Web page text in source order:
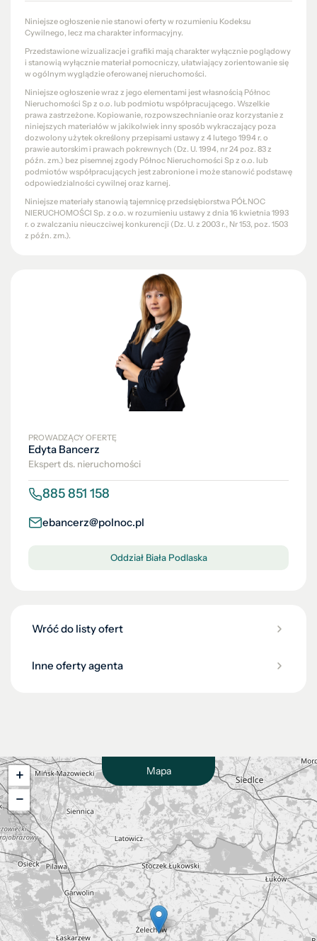
Niniejsze ogłoszenie nie stanowi oferty w rozumieniu Kodeksu
Cywilnego, lecz ma charakter informacyjny.
Przedstawione wizualizacje i grafiki mają charakter wyłącznie poglądowy
i stanowią wyłącznie materiał pomocniczy, ułatwiający zorientowanie się
w ogólnym wyglądzie oferowanej nieruchomości.
Niniejsze ogłoszenie wraz z jego elementami jest własnością Północ
Nieruchomości Sp z o.o. lub podmiotu współpracującego. Wszelkie
prawa zastrzeżone. Kopiowanie, rozpowszechnianie oraz korzystanie z
niniejszych materiałów w jakikolwiek inny sposób wykraczający poza
dozwolony użytek określony przepisami ustawy z 4 lutego 1994 r. o
prawie autorskim i prawach pokrewnych (Dz. U. 1994, nr 24 poz. 83 z
późn. zm.) bez pisemnej zgody Północ Nieruchomości Sp z o.o. lub
podmiotów współpracujących jest zabronione i może stanowić podstawę
odpowiedzialności cywilnej oraz karnej.
Niniejsze materiały stanowią tajemnicę przedsiębiorstwa PÓŁNOC
NIERUCHOMOŚCI Sp. z o.o. w rozumieniu ustawy z dnia 16 kwietnia 1993
r. o zwalczaniu nieuczciwej konkurencji (Dz. U. z 2003 r., Nr 153, poz. 1503
z późn. zm.).
PROWADZĄCY OFERTĘ
Edyta Bancerz
Ekspert ds. nieruchomości
885 851 158
ebancerz@polnoc.pl
Oddział Biała Podlaska
Wróć do listy ofert
Inne oferty agenta
Mapa
+
−